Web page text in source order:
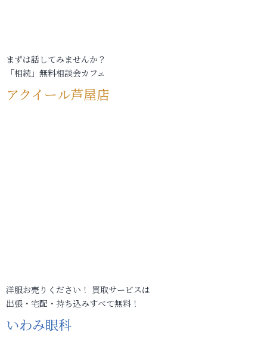
まずは話してみませんか？
「相続」無料相談会カフェ
アクイール芦屋店
洋服お売りください！ 買取サービスは
出張・宅配・持ち込みすべて無料！
いわみ眼科